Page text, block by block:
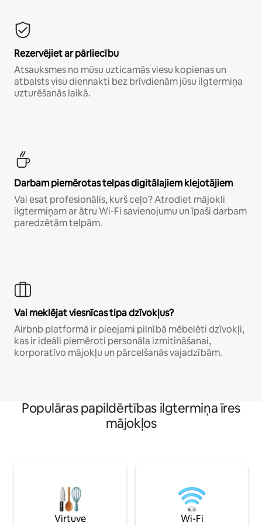
Rezervējiet ar pārliecību
Atsauksmes no mūsu uzticamās viesu kopienas un
atbalsts visu diennakti bez brīvdienām jūsu ilgtermiņa
uzturēšanās laikā.
Darbam piemērotas telpas digitālajiem klejotājiem
Vai esat profesionālis, kurš ceļo? Atrodiet mājokli
ilgtermiņam ar ātru Wi-Fi savienojumu un īpaši darbam
paredzētām telpām.
Vai meklējat viesnīcas tipa dzīvokļus?
Airbnb platformā ir pieejami pilnībā mēbelēti dzīvokļi,
kas ir ideāli piemēroti personāla izmitināšanai,
korporatīvo mājokļu un pārcelšanās vajadzībām.
Populāras papildērtības ilgtermiņa īres
mājokļos
Virtuve Wi-Fi